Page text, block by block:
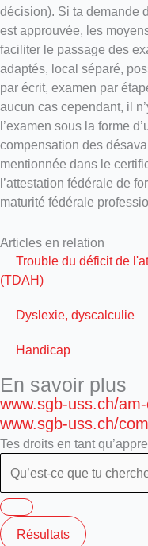
décision). Si ta demande
est approuvée, les
faciliter le passage des
adaptés, local séparé,
par écrit, examen par
aucun cas cependant, il
l’examen sous la forme
compensation des
mentionnée dans le
l’attestation fédérale de
maturité fédérale
Articles en relation
Trouble du déficit de
(TDAH)
Dyslexie, dyscalculie
Handicap
En savoir plus
www.sgb-uss.ch/
www.sgb-uss.ch/
Tes droits en tant
Résultats